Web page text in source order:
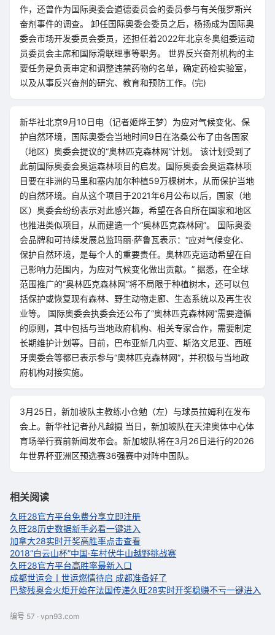
作，还曾作为国际奥委会道德委员会的委员参与有关俄罗斯兴
奋剂事件的调查。 卸任国际奥委会委员之后，杨扬成为国际奥
委会市场开发委员会委员，还担任着2022年北京冬奥组委运动
员委员会主席和国际滑联理事等职务。 世界反兴奋剂机构的主
要任务是负责审定和调整违禁药物的名单，确定药检实验室，
以及从事反兴奋剂的研究、教育和预防工作。(完)
新华社北京9月10日电（记者姬烨王梦）为应对气候变化、保
护自然环境，国际奥委会当地时间9日在洛桑公布了由各国家
（地区）奥委会提议的“奥林匹克森林网”计划。 该计划受到了
此前国际奥委会奥运森林项目的启发。国际奥委会奥运森林项
目要在非洲的马里和塞内加尔种植59万棵树木，从而保护当地
的自然环境。自从这个项目于2021年6月公布以后，国家（地
区）奥委会纷纷表示对此感兴趣，希望在各自所在国家和地区
也推进类似项目，从而建造一个“奥林匹克森林网”。 国际奥委
会品牌和可持续发展总监玛丽·萨鲁瓦表示：“应对气候变化、
保护自然环境，是每个人的重要责任。奥林匹克运动希望在自
己影响力范围内，为应对气候变化做出贡献。” 据悉，在全球
范围推广的“奥林匹克森林网”将不局限于种植树木，还可以包
括保护或恢复现有森林、野生动物走廊、生态系统以及再生农
业等。 国际奥委会执委会还公布了“奥林匹克森林网”需要遵循
的原则，其中包括与当地政府机构、相关专家合作，需要制定
长期维护计划等。目前，巴布亚新几内亚、斯洛文尼亚、西班
牙奥委会等都已表示参与“奥林匹克森林网”，并积极与当地政
府机构对接实施。
3月25日，新加坡队主教练小仓勉（左）与球员拉姆利在发布
会上。新华社记者孙凡越摄 当日，新加坡队在天津奥体中心体
育场举行赛前新闻发布会。新加坡队将在3月26日进行的2026
年世界杯亚洲区预选赛36强赛中对阵中国队。
相关阅读
久旺28官方平台免费分享立即注册
久旺28历史数据新手必看一键进入
加拿大28实时开奖高胜率点击查看
2018“白云山杯”中国·车村伏牛山越野挑战赛
久旺28官方平台高胜率最新入口
成都世运会丨世运燃情待启 成都准备好了
巴黎残奥会火炬开始在法国传递久旺28实时开奖稳赚不亏一键进入
编号 57 · vpn93.com